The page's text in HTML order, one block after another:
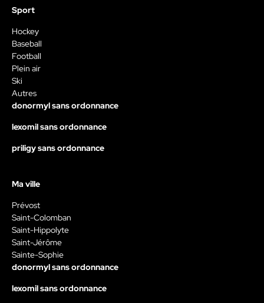
Sport
Hockey
Baseball
Football
Plein air
Ski
Autres
donormyl sans ordonnance
lexomil sans ordonnance
priligy sans ordonnance
Ma ville
Prévost
Saint-Colomban
Saint-Hippolyte
Saint-Jérôme
Sainte-Sophie
donormyl sans ordonnance
lexomil sans ordonnance